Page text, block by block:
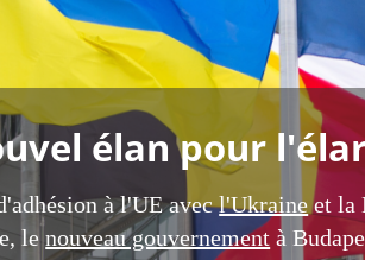
élan pour
à l'UE avecl'Ukraineet la
lenouveau gouvernement à